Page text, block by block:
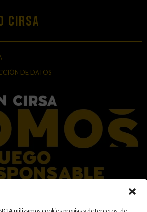
utilizamos cookies propias y de terceros, de
Cirsa
DE DATOS
una actitud responsable hacia el juego,